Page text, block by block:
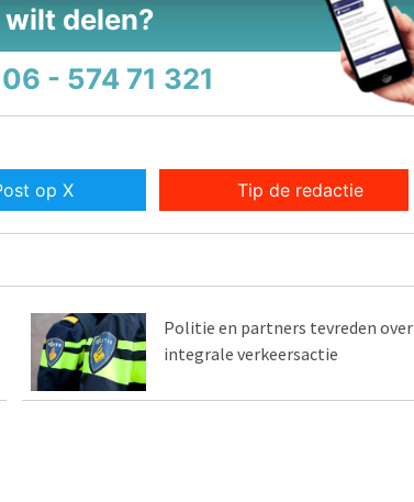
delen?
06 - 574 71 321
op X Tip de redactie
Politie en partners tevreden over
integrale verkeersactie